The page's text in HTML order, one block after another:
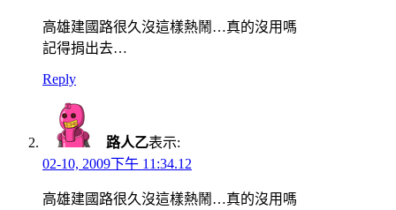
高雄建國路很久沒這樣熱鬧…真的沒用嗎
記得捐出去…
Reply
路人乙表示:
02-10, 2009下午 11:34.12
高雄建國路很久沒這樣熱鬧…真的沒用嗎